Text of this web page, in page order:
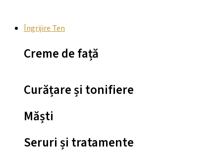
Îngrijire Ten
Creme de față
Curățare și tonifiere
Măști
Seruri și tratamente